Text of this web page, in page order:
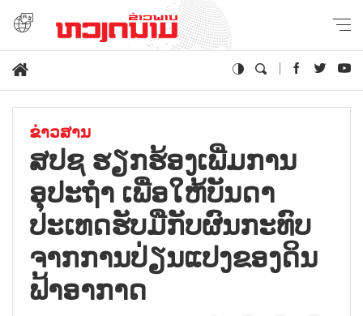
ຂ່າວສານ
ສປຊ ຮຽກຮ້ອງເພີ່ມການ
ອຸປະຖຳ ເພື່ອໃຫ້ບັນດາ
ປະເທດຮັບມືກັບຜົນກະທົບ
ຈາກການປ່ຽນແປງຂອງດິນ
ຟ້າອາກາດ